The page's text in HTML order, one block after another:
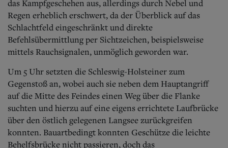
das Kampfgeschehen aus, allerdings durch Nebel und
Regen erheblich erschwert, da der Überblick auf das
Schlachtfeld eingeschränkt und direkte
Befehlsübermittlung per Sichtzeichen, beispielsweise
mittels Rauchsignalen, unmöglich geworden war.
Um 5 Uhr setzten die Schleswig-Holsteiner zum
Gegenstoß an, wobei auch sie neben dem Hauptangriff
auf die Mitte des Feindes einen Weg über die Flanke
suchten und hierzu auf eine eigens errichtete Laufbrücke
über den östlich gelegenen Langsee zurückgreifen
konnten. Bauartbedingt konnten Geschütze die leichte
Behelfsbrücke nicht passieren, doch das